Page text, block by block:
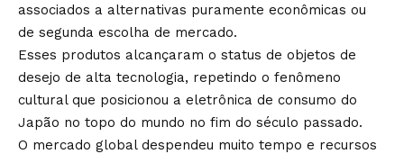
associados a alternativas puramente econômicas ou
de segunda escolha de mercado.
Esses produtos alcançaram o status de objetos de
desejo de alta tecnologia, repetindo o fenômeno
cultural que posicionou a eletrônica de consumo do
Japão no topo do mundo no fim do século passado.
O mercado global despendeu muito tempo e recursos